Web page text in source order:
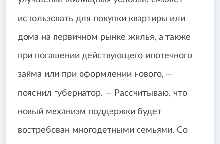
использовать для покупки квартиры или
дома на первичном рынке жилья, а также
при погашении действующего ипотечного
займа или при оформлении нового, —
пояснил губернатор. — Рассчитываю, что
новый механизм поддержки будет
востребован многодетными семьями. Со